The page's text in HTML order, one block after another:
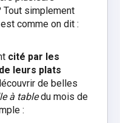
Tout simplement
comme on dit :
cité par les
leurs plats
de belles
à tabledu mois de
: